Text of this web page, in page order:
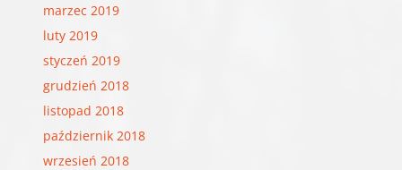
marzec 2019
luty 2019
styczeń 2019
grudzień 2018
listopad 2018
październik 2018
wrzesień 2018